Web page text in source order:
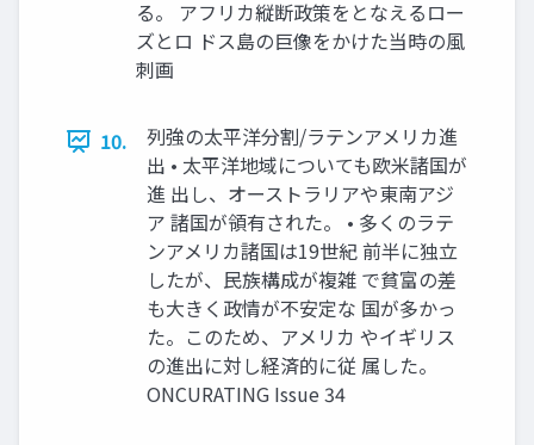
る。 アフリカ縦断政策をとなえるロー
ズとロ ドス島の巨像をかけた当時の風
刺画
10.
列強の太平洋分割/ラテンアメリカ進
出 • 太平洋地域についても欧米諸国が
進 出し、オーストラリアや東南アジ
ア 諸国が領有された。 • 多くのラテ
ンアメリカ諸国は19世紀 前半に独立
したが、民族構成が複雑 で貧富の差
も大きく政情が不安定な 国が多かっ
た。このため、アメリカ やイギリス
の進出に対し経済的に従 属した。
ONCURATING Issue 34